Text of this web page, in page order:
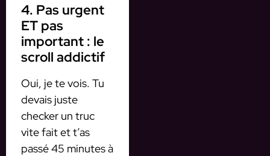
4. Pas urgent
ET pas
important : le
scroll addictif
Oui, je te vois. Tu
devais juste
checker un truc
vite fait et t’as
passé 45 minutes à